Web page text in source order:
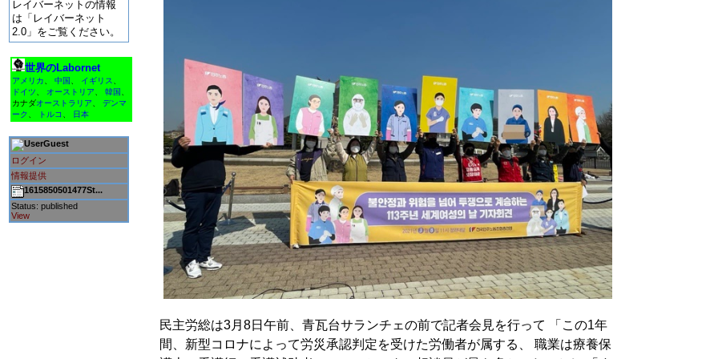
レイバーネットの情報
は「レイバーネット
2.0」をご覧ください。
世界のLabornet
アメリカ 中国 イギリス
ドイツ
オーストリア 韓国
カナダオーストラリア
デンマ
ーク
トルコ 日本
Guest
ログイン
情報提供
1615850501477St...
Status: published
View
民主労総は3月8日午前、青瓦台サランチェの前で記者会見を行って 「この1年
間、新型コロナによって労災承認判定を受けた労働者が属する、 職業は療養保